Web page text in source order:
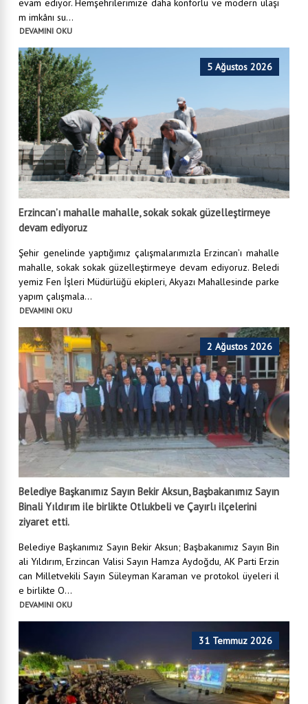
evam ediyor. Hemşehrilerimize daha konforlu ve modern ulaşı
m imkânı su...
DEVAMINI OKU
5 Ağustos 2026
Erzincan’ı mahalle mahalle, sokak sokak güzelleştirmeye
devam ediyoruz
Şehir genelinde yaptığımız çalışmalarımızla Erzincan’ı mahalle
mahalle, sokak sokak güzelleştirmeye devam ediyoruz. Beledi
yemiz Fen İşleri Müdürlüğü ekipleri, Akyazı Mahallesinde parke
yapım çalışmala...
DEVAMINI OKU
2 Ağustos 2026
Belediye Başkanımız Sayın Bekir Aksun, Başbakanımız Sayın
Binali Yıldırım ile birlikte Otlukbeli ve Çayırlı ilçelerini
ziyaret etti.
Belediye Başkanımız Sayın Bekir Aksun; Başbakanımız Sayın Bin
ali Yıldırım, Erzincan Valisi Sayın Hamza Aydoğdu, AK Parti Erzin
can Milletvekili Sayın Süleyman Karaman ve protokol üyeleri il
e birlikte O...
DEVAMINI OKU
31 Temmuz 2026